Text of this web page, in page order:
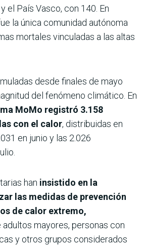
el País Vasco, con 140. En
la única comunidad autónoma
mortales vinculadas a las altas
desde finales de mayo
del fenómeno climático. En
MoMo registró 3.158
con el calor, distribuidas en
en junio y las 2.026
han insistido en la
las medidas de prevención
de calor extremo,
mayores, personas con
y otros grupos considerados